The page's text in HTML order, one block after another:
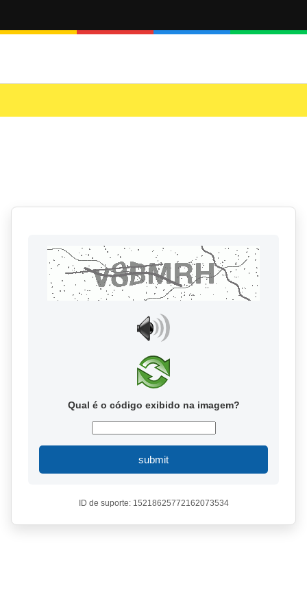
Qual é o código exibido na imagem?
submit
ID de suporte: 15218625772162073534